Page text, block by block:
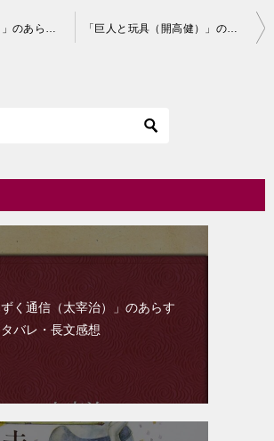
「夏の闇（開高健）」のあらすじ・ネタバレ・長文感想 「巨人と玩具（開高健）」のあらすじ・ネタバレ・長文感想
ずく通信（太宰治）」のあらす
バレ・長文感想